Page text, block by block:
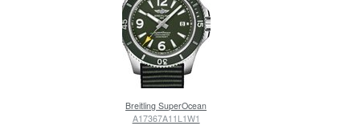
Breitling SuperOcean
A17367A11L1W1